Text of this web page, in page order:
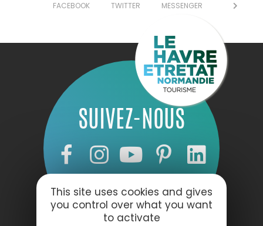
FACEBOOK
TWITTER MESSENGER
SUIVEZ-NOUS
This site uses cookies and gives
you control over what you want
to activate